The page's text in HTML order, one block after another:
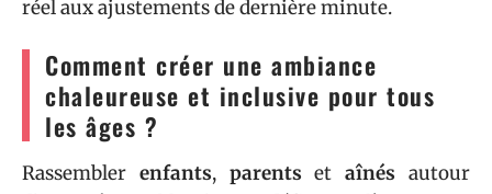
réel aux ajustements de dernière minute.
Comment créer une ambiance
chaleureuse et inclusive pour tous
les âges ?
Rassembler enfants, parents etaînés autour